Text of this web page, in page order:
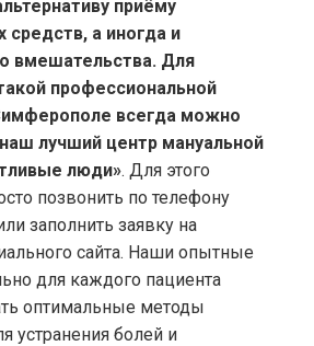
приёму
средств, а иногда и
вмешательства. Для
профессиональной
всегда можно
лучший центр мануальной
люди». Для этого
позвонить по телефону
заполнить заявку на
сайта. Наши опытные
для каждого пациента
оптимальные методы
устранения болей и